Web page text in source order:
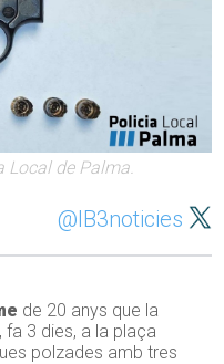
Local de Palma.
@IB3noticies
de 20 anys que la
fa 3 dies, a la plaça
polzades amb tres